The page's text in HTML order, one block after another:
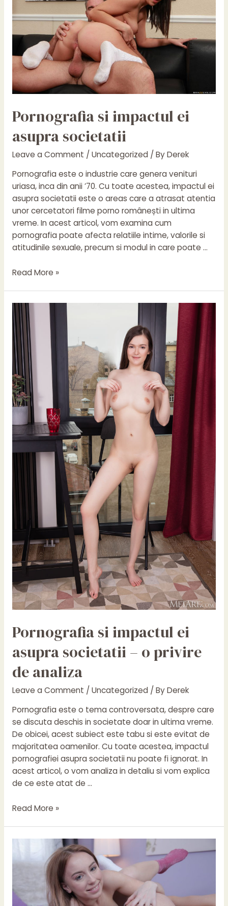
o
abordare
in
depth
Pornografia si impactul ei
asupra societatii
Leave a Comment / Uncategorized/ ByDerek
Pornografia este o industrie care genera venituri
uriasa, inca din anii ’70. Cu toate acestea, impactul ei
asupra societatii este o areas care a atrasat atentia
unor cercetatori filme porno românești in ultima
vreme. In acest articol, vom examina cum
pornografia poate afecta relatiile intime, valorile si
atitudinile sexuale, precum si modul in care poate …
Pornografia
ei
asupra
societatii
Read More »
Pornografia si impactul ei
asupra societatii – o privire
de analiza
Leave a Comment / Uncategorized/ ByDerek
Pornografia este o tema controversata, despre care
se discuta deschis in societate doar in ultima vreme.
De obicei, acest subiect este tabu si este evitat de
majoritatea oamenilor. Cu toate acestea, impactul
pornografiei asupra societatii nu poate fi ignorat. In
acest articol, o vom analiza in detaliu si vom explica
de ce este atat de …
Pornografia
asupra
societatii
o
Read More »